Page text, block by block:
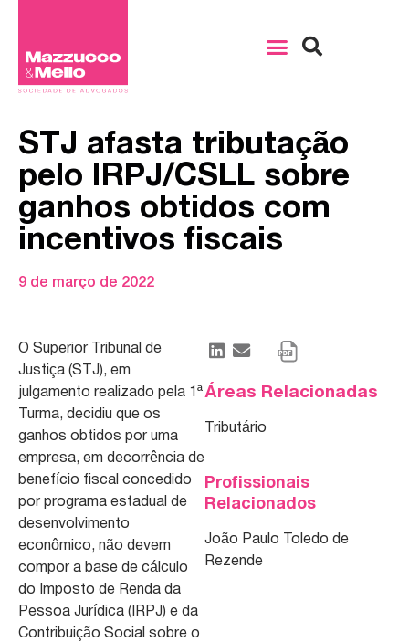
STJ afasta tributação
pelo IRPJ/CSLL sobre
ganhos obtidos com
incentivos fiscais
9 de março de 2022
O Superior Tribunal de
Justiça (STJ), em
julgamento realizado pela 1ª
Turma, decidiu que os
ganhos obtidos por uma
empresa, em decorrência de
benefício fiscal concedido
por programa estadual de
desenvolvimento
econômico, não devem
compor a base de cálculo
do Imposto de Renda da
Pessoa Jurídica (IRPJ) e da
Contribuição Social sobre o
Áreas Relacionadas
Tributário
Profissionais
Relacionados
João Paulo Toledo de
Rezende